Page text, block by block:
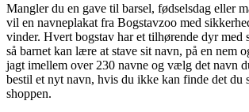
Mangler du en gave til barsel, fødselsdag eller
vil en navneplakat fra Bogstavzoo med
vinder. Hvert bogstav har et tilhørende dyr med
så barnet kan lære at stave sit navn, på en nem
jagt imellem over 230 navne og vælg det navn
bestil et nyt navn, hvis du ikke kan finde det du
shoppen.